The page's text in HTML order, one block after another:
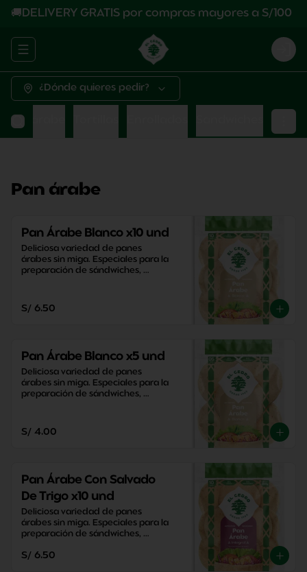
🚚DELIVERY GRATIS por compras mayores a S/100
Abrir menu de navegación
¿Dónde quieres pedir?
Pan árabe
Pan árabe
Pan Árabe Blanco x10 und
Deliciosa variedad de panes
árabes sin miga. Especiales para la
preparación de sándwiches,
S/ 6.50
Pan Árabe Blanco x5 und
Deliciosa variedad de panes
árabes sin miga. Especiales para la
preparación de sándwiches,
S/ 4.00
Pan Árabe Con Salvado
De Trigo x10 und
Deliciosa variedad de panes
árabes sin miga. Especiales para la
preparación de sándwiches,
S/ 6.50